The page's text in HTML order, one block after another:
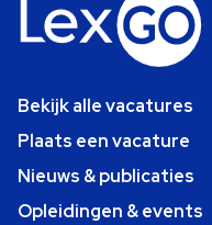
Bekijk alle vacatures
Plaats een vacature
Nieuws & publicaties
Opleidingen & events